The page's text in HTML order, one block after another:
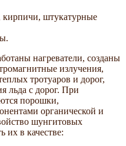
кирпичи, штукатурные
нагреватели, созданы
излучения,
тротуаров и дорог,
льда с дорог. При
порошки,
органической и
шунгитовых
их в качестве: